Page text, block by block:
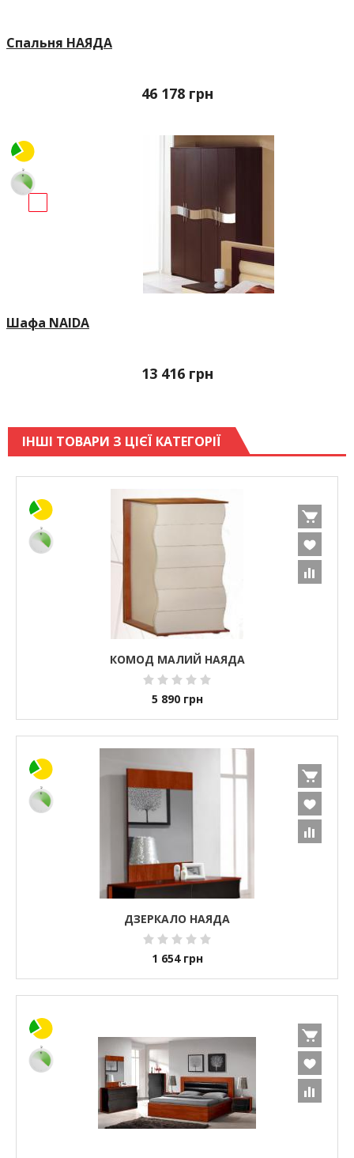
Спальня НАЯДА
46 178 грн
Шафа NAIDA
13 416 грн
ІНШІ ТОВАРИ З ЦІЄЇ КАТЕГОРІЇ
КОМОД МАЛИЙ НАЯДА
5 890 грн
ДЗЕРКАЛО НАЯДА
1 654 грн